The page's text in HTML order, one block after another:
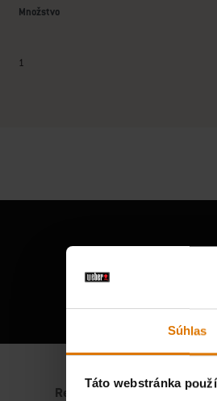
Súhlas
Táto webstránka
Množstvo
1